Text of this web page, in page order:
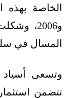
و2006،
المسال في
وتسعى أسياد